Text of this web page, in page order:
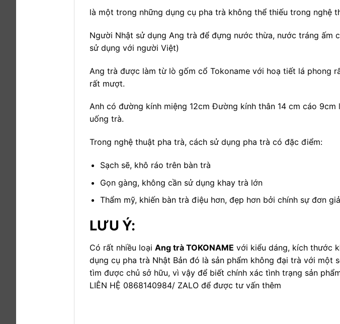
là một trong những dụng cụ pha trà không thể thiếu trong nghệ
Người Nhật sử dụng Ang trà để đựng nước thừa, nước tráng
sử dụng với người Việt)
Ang trà được làm từ lò gốm cổ Tokoname với hoạ tiết lá
rất mượt.
Anh có đường kính miệng 12cm Đường kính thân 14 cm cáo
uống trà.
Trong nghệ thuật pha trà, cách sử dụng pha trà có đặc điểm:
Sạch sẽ, khô ráo trên bàn trà
Gọn gàng, không cần sử dụng khay trà lớn
Thẩm mỹ, khiến bàn trà điệu hơn, đẹp hơn bởi chính sự đơn
LƯU Ý:
Có rất nhiều loại Ang trà TOKONAME với kiểu dáng, kích thước
dụng cụ pha trà Nhật Bản đó là sản phẩm không đại trà với
tìm được chủ sở hữu, vì vậy để biết chính xác tình trạng sản
LIÊN HỆ 0868140984/ ZALO để được tư vấn thêm